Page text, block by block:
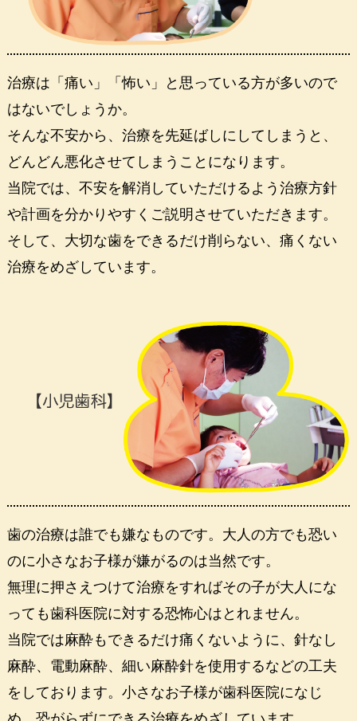
治療は「痛い」「怖い」と思っている方が多いので
はないでしょうか。
そんな不安から、治療を先延ばしにしてしまうと、
どんどん悪化させてしまうことになります。
当院では、不安を解消していただけるよう治療方針
や計画を分かりやすくご説明させていただきます。
そして、大切な歯をできるだけ削らない、痛くない
治療をめざしています。
歯の治療は誰でも嫌なものです。大人の方でも恐い
のに小さなお子様が嫌がるのは当然です。
無理に押さえつけて治療をすればその子が大人にな
っても歯科医院に対する恐怖心はとれません。
当院では麻酔もできるだけ痛くないように、針なし
麻酔、電動麻酔、細い麻酔針を使用するなどの工夫
をしております。小さなお子様が歯科医院になじ